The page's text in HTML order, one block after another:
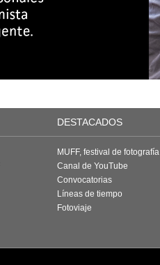
DESTACADOS
MUFF, festival de fotografía
Canal de YouTube
Convocatorias
Líneas de tiempo
Fotoviaje